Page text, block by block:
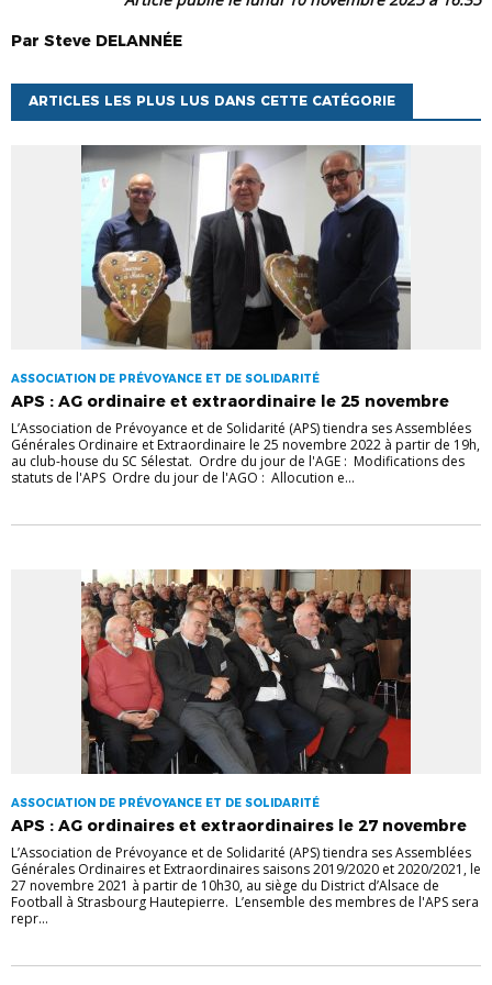
Par Steve DELANNÉE
ARTICLES LES PLUS LUS DANS CETTE CATÉGORIE
ASSOCIATION DE PRÉVOYANCE ET DE SOLIDARITÉ
APS : AG ordinaire et extraordinaire le 25 novembre
L’Association de Prévoyance et de Solidarité (APS) tiendra ses Assemblées
Générales Ordinaire et Extraordinaire le 25 novembre 2022 à partir de 19h,
au club-house du SC Sélestat. Ordre du jour de l'AGE : Modifications des
statuts de l'APS Ordre du jour de l'AGO : Allocution e...
ASSOCIATION DE PRÉVOYANCE ET DE SOLIDARITÉ
APS : AG ordinaires et extraordinaires le 27 novembre
L’Association de Prévoyance et de Solidarité (APS) tiendra ses Assemblées
Générales Ordinaires et Extraordinaires saisons 2019/2020 et 2020/2021, le
27 novembre 2021 à partir de 10h30, au siège du District d’Alsace de
Football à Strasbourg Hautepierre. L’ensemble des membres de l'APS sera
repr...